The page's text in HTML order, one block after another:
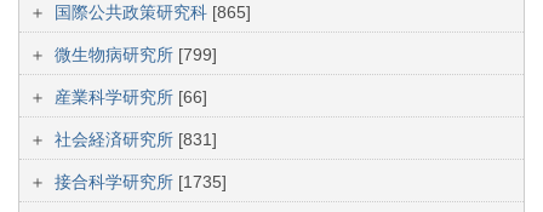
国際公共政策研究科 [865]
微生物病研究所 [799]
産業科学研究所 [66]
社会経済研究所 [831]
接合科学研究所 [1735]